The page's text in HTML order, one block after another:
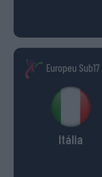
Europeu
Itália